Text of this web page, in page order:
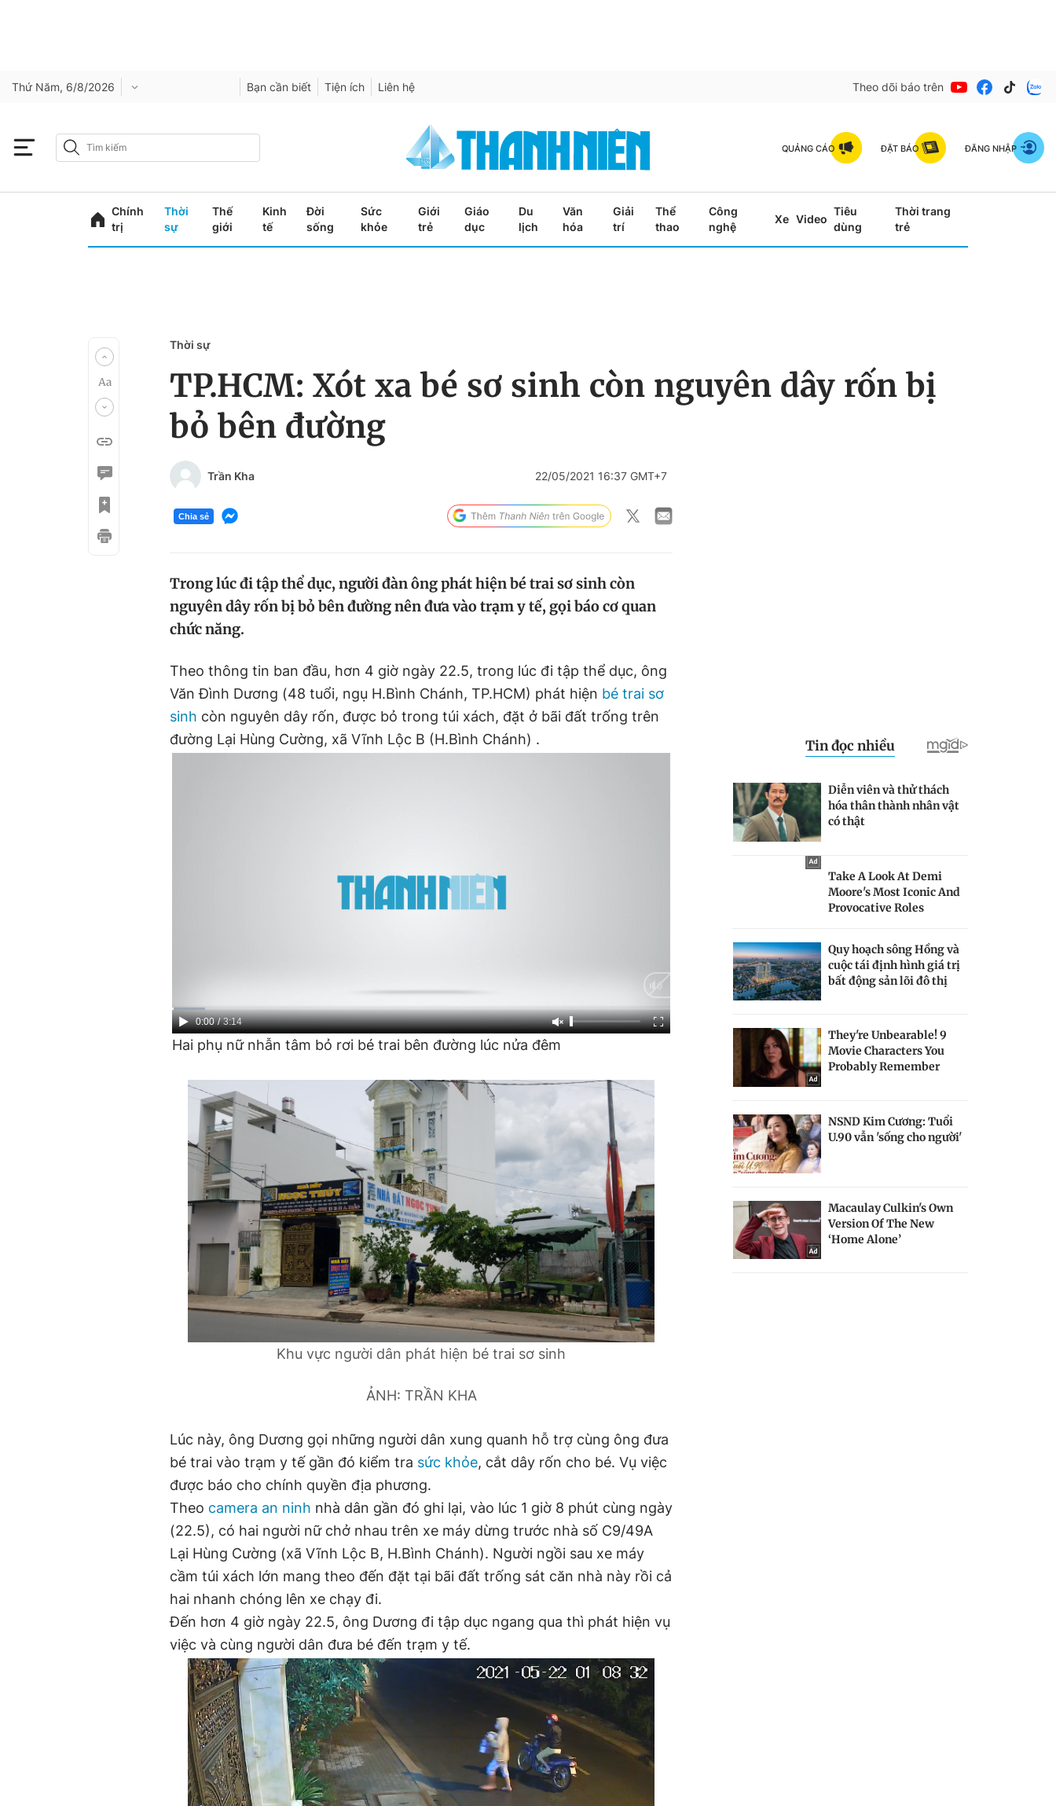
Thứ Năm, 6/8/2026 Bạn cần biết Tiện ích Liên hệ Theo dõi báo trên
QUẢNG CÁO ĐẶT BÁO ĐĂNG NHẬP
Chính
trị
Thời
sự
Thế
giới
Kinh
tế
Đời
sống
Sức
khỏe
Giới
trẻ
Giáo
dục
Du
lịch
Văn
hóa
Giải
trí
Thể
thao
Công
nghệ
Xe Video
Tiêu
dùng
Thời trang
trẻ
Thời sự
TP.HCM: Xót xa bé sơ sinh còn nguyên dây rốn bị
bỏ bên đường
Trần Kha 22/05/2021 16:37 GMT+7
Chia sẻ
Trong lúc đi tập thể dục, người đàn ông phát hiện bé trai sơ sinh còn
nguyên dây rốn bị bỏ bên đường nên đưa vào trạm y tế, gọi báo cơ quan
chức năng.
Theo thông tin ban đầu, hơn 4 giờ ngày 22.5, trong lúc đi tập thể dục, ông
Văn Đình Dương (48 tuổi, ngụ H.Bình Chánh, TP.HCM) phát hiện bé trai sơ
sinh còn nguyên dây rốn, được bỏ trong túi xách, đặt ở bãi đất trống trên
đường Lại Hùng Cường, xã Vĩnh Lộc B (H.Bình Chánh) .
Current
Time
0:00 / Duration
3:14
Hai phụ nữ nhẫn tâm bỏ rơi bé trai bên đường lúc nửa đêm
Khu vực người dân phát hiện bé trai sơ sinh
ẢNH: TRẦN KHA
Lúc này, ông Dương gọi những người dân xung quanh hỗ trợ cùng ông đưa
bé trai vào trạm y tế gần đó kiểm tra sức khỏe, cắt dây rốn cho bé. Vụ việc
được báo cho chính quyền địa phương.
Theo camera an ninh nhà dân gần đó ghi lại, vào lúc 1 giờ 8 phút cùng ngày
(22.5), có hai người nữ chở nhau trên xe máy dừng trước nhà số C9/49A
Lại Hùng Cường (xã Vĩnh Lộc B, H.Bình Chánh). Người ngồi sau xe máy
cầm túi xách lớn mang theo đến đặt tại bãi đất trống sát căn nhà này rồi cả
hai nhanh chóng lên xe chạy đi.
Đến hơn 4 giờ ngày 22.5, ông Dương đi tập dục ngang qua thì phát hiện vụ
việc và cùng người dân đưa bé đến trạm y tế.